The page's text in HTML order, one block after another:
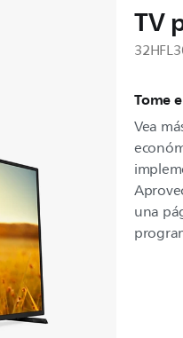
TV
Tome
Vea
una